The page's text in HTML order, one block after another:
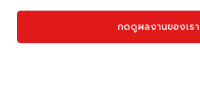
กดดูผลงานของเรา